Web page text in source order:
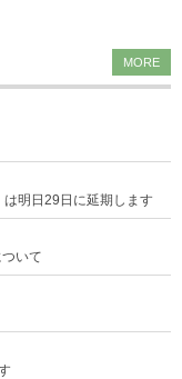
明日29日に延期します
いて
MORE